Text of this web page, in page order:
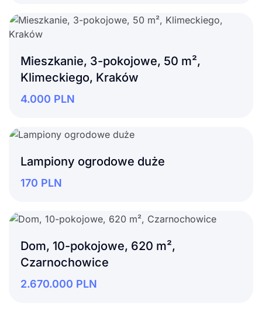
Mieszkanie, 3-pokojowe, 50 m²,
Klimeckiego, Kraków
4.000 PLN
Lampiony ogrodowe duże
170 PLN
Dom, 10-pokojowe, 620 m²,
Czarnochowice
2.670.000 PLN